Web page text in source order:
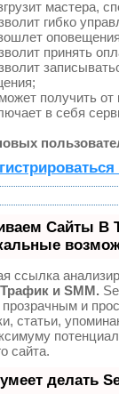
мастера,
гибко
принять
получить от
в себя
Сайты
ссылка
и SMM.
прозрачным и
статьи,
сайта.
делать